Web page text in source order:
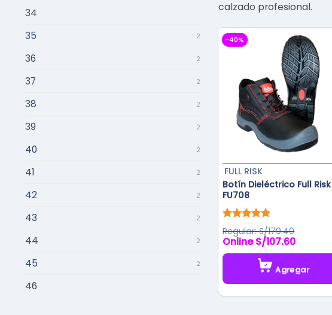
34
35
2
36 2
37 2
38 2
39 2
40 2
41 2
42 2
43 2
44 2
45 2
46
calzado profesional.
-40%
Botín Dieléctrico Full Risk
FU708
Valorado
con5.00
de 5
FULL RISK
S/179.40
S/107.60
Agregar